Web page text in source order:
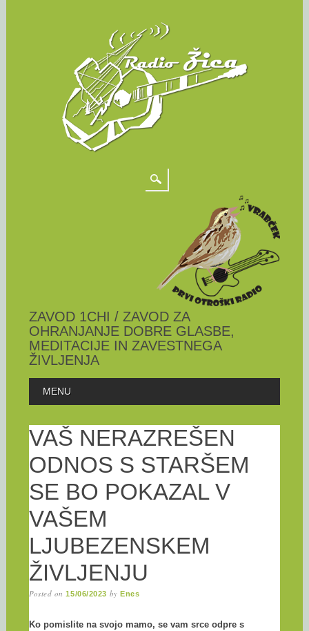
ZAVOD 1CHI / ZAVOD ZA
OHRANJANJE DOBRE GLASBE,
MEDITACIJE IN ZAVESTNEGA
ŽIVLJENJA
MAIN MENU
MENU
VAŠ NERAZREŠEN
ODNOS S STARŠEM
SE BO POKAZAL V
VAŠEM
LJUBEZENSKEM
ŽIVLJENJU
Posted on15/06/2023 byEnes
Ko pomislite na svojo mamo, se vam srce odpre s